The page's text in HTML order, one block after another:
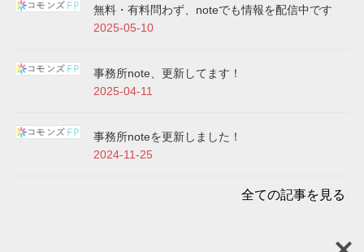
無料・有料問わず、noteでも情報を配信中です
2025-05-10
事務所note、更新してます！
2025-04-11
事務所noteを更新しました！
2024-11-25
全ての記事を見る